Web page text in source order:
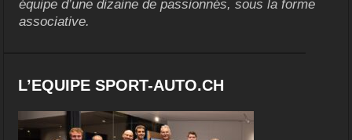
équipe d’une dizaine de passionnés, sous la forme
associative.
L’EQUIPE SPORT-AUTO.CH